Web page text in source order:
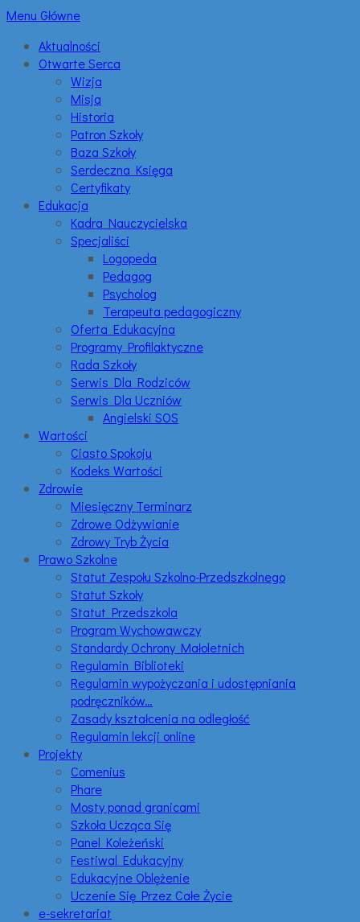
Menu Główne
Aktualności
Otwarte Serca
Wizja
Misja
Historia
Patron Szkoły
Baza Szkoły
Serdeczna Księga
Certyfikaty
Edukacja
Kadra Nauczycielska
Specjaliści
Logopeda
Pedagog
Psycholog
Terapeuta pedagogiczny
Oferta Edukacyjna
Programy Profilaktyczne
Rada Szkoły
Serwis Dla Rodziców
Serwis Dla Uczniów
Angielski SOS
Wartości
Ciasto Spokoju
Kodeks Wartości
Zdrowie
Miesięczny Terminarz
Zdrowe Odżywianie
Zdrowy Tryb Życia
Prawo Szkolne
Statut Zespołu Szkolno-Przedszkolnego
Statut Szkoły
Statut Przedszkola
Program Wychowawczy
Standardy Ochrony Małoletnich
Regulamin Biblioteki
Regulamin wypożyczania i udostępniania
podręczników…
Zasady kształcenia na odległość
Regulamin lekcji online
Projekty
Comenius
Phare
Mosty ponad granicami
Szkoła Ucząca Się
Panel Koleżeński
Festiwal Edukacyjny
Edukacyjne Oblężenie
Uczenie Się Przez Całe Życie
e-sekretariat